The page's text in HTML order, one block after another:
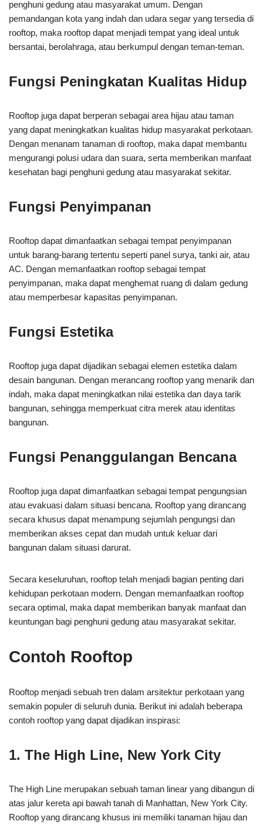
penghuni gedung atau masyarakat umum. Dengan
pemandangan kota yang indah dan udara segar yang tersedia di
rooftop, maka rooftop dapat menjadi tempat yang ideal untuk
bersantai, berolahraga, atau berkumpul dengan teman-teman.
Fungsi Peningkatan Kualitas Hidup
Rooftop juga dapat berperan sebagai area hijau atau taman
yang dapat meningkatkan kualitas hidup masyarakat perkotaan.
Dengan menanam tanaman di rooftop, maka dapat membantu
mengurangi polusi udara dan suara, serta memberikan manfaat
kesehatan bagi penghuni gedung atau masyarakat sekitar.
Fungsi Penyimpanan
Rooftop dapat dimanfaatkan sebagai tempat penyimpanan
untuk barang-barang tertentu seperti panel surya, tanki air, atau
AC. Dengan memanfaatkan rooftop sebagai tempat
penyimpanan, maka dapat menghemat ruang di dalam gedung
atau memperbesar kapasitas penyimpanan.
Fungsi Estetika
Rooftop juga dapat dijadikan sebagai elemen estetika dalam
desain bangunan. Dengan merancang rooftop yang menarik dan
indah, maka dapat meningkatkan nilai estetika dan daya tarik
bangunan, sehingga memperkuat citra merek atau identitas
bangunan.
Fungsi Penanggulangan Bencana
Rooftop juga dapat dimanfaatkan sebagai tempat pengungsian
atau evakuasi dalam situasi bencana. Rooftop yang dirancang
secara khusus dapat menampung sejumlah pengungsi dan
memberikan akses cepat dan mudah untuk keluar dari
bangunan dalam situasi darurat.
Secara keseluruhan, rooftop telah menjadi bagian penting dari
kehidupan perkotaan modern. Dengan memanfaatkan rooftop
secara optimal, maka dapat memberikan banyak manfaat dan
keuntungan bagi penghuni gedung atau masyarakat sekitar.
Contoh Rooftop
Rooftop menjadi sebuah tren dalam arsitektur perkotaan yang
semakin populer di seluruh dunia. Berikut ini adalah beberapa
contoh rooftop yang dapat dijadikan inspirasi:
1. The High Line, New York City
The High Line merupakan sebuah taman linear yang dibangun di
atas jalur kereta api bawah tanah di Manhattan, New York City.
Rooftop yang dirancang khusus ini memiliki tanaman hijau dan